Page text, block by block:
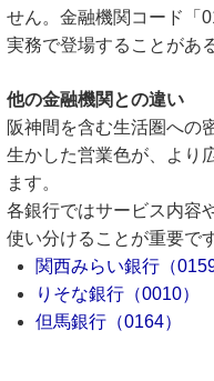
せん。金融機関コード「
実務で登場することがあ
他の金融機関との違い
阪神間を含む生活圏への
生かした営業色が、より
ます。
各銀行ではサービス内容
使い分けることが重要です
関西みらい銀行（0159
りそな銀行（0010）
但馬銀行（0164）